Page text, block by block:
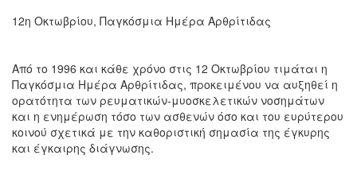
ΤΟΠΟΣ
ΜΑΣ
ΔΗΜΟΣ
12η Οκτωβρίου, Παγκόσμια Ημέρα Αρθρίτιδας
Από το 1996 και κάθε χρόνο στις 12 Οκτωβρίου τιμάται η
Παγκόσμια Ημέρα Αρθρίτιδας, προκειμένου να αυξηθεί η
ορατότητα των ρευματικών-μυοσκελετικών νοσημάτων
και η ενημέρωση τόσο των ασθενών όσο και του ευρύτερου
κοινού σχετικά με την καθοριστική σημασία της έγκυρης
και έγκαιρης διάγνωσης.